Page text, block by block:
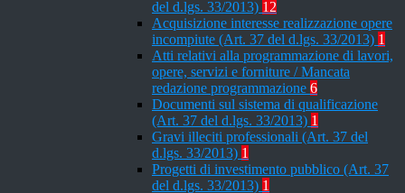
del d.lgs. 33/2013) 12
Acquisizione interesse realizzazione opere
incompiute (Art. 37 del d.lgs. 33/2013) 1
Atti relativi alla programmazione di lavori,
opere, servizi e forniture / Mancata
redazione programmazione 6
Documenti sul sistema di qualificazione
(Art. 37 del d.lgs. 33/2013) 1
Gravi illeciti professionali (Art. 37 del
d.lgs. 33/2013) 1
Progetti di investimento pubblico (Art. 37
del d.lgs. 33/2013) 1